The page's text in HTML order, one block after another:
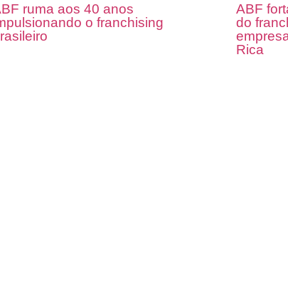
ruma aos 40 anos
o franchising
ABF
do
Rica